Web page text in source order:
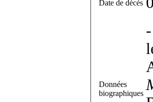
Date de décès
Données
biographiques